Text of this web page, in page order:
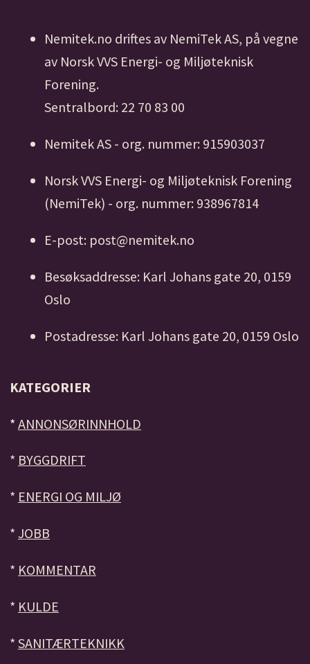
Nemitek.no driftes av NemiTek AS, på vegne
av Norsk VVS Energi- og Miljøteknisk
Forening.
Sentralbord: 22 70 83 00
Nemitek AS - org. nummer: 915903037
Norsk VVS Energi- og Miljøteknisk Forening
(NemiTek) - org. nummer: 938967814
E-post: post@nemitek.no
Besøksaddresse: Karl Johans gate 20, 0159
Oslo
Postadresse: Karl Johans gate 20, 0159 Oslo
KATEGORIER
* ANNONSØRINNHOLD
* BYGGDRIFT
* ENERGI OG MILJØ
* JOBB
* KOMMENTAR
* KULDE
* SANITÆRTEKNIKK